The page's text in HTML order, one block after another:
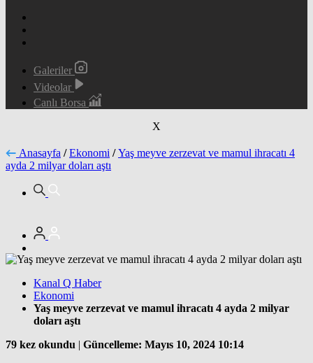
Galeriler
Videolar
Canlı Borsa
X
Anasayfa / Ekonomi / Yaş meyve zerzevat ve mamul ihracatı 4
ayda 2 milyar doları aştı
Kanal Q Haber
Ekonomi
Yaş meyve zerzevat ve mamul ihracatı 4 ayda 2 milyar
doları aştı
79 kez okundu | Güncelleme: Mayıs 10, 2024 10:14